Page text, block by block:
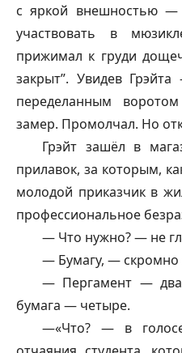
с яркой внешностью
участвовать в
прижимал к груди
закрыт”. Увидев
переделанным
замер. Промолчал. Но
Грэйт зашёл в
прилавок, за которым,
молодой приказчик в
профессиональное
— Что нужно? — не
— Бумагу, — скромно
— Пергамент — два
бумага — четыре.
—«Что? — в